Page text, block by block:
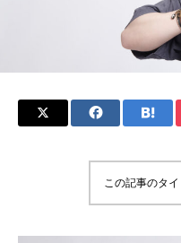
この記事のタ